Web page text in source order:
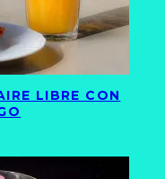
LIBRE CON